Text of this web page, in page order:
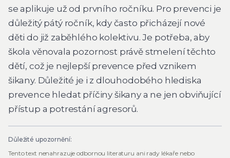
se aplikuje už od prvního ročníku. Pro prevenci je
důležitý pátý ročník, kdy často přicházejí nové
děti do již zaběhlého kolektivu. Je potřeba, aby
škola věnovala pozornost právě stmelení těchto
dětí, což je nejlepší prevence před vznikem
šikany. Důležité je i z dlouhodobého hlediska
prevence hledat příčiny šikany a ne jen obviňující
přístup a potrestání agresorů.
Důležité upozornění:
Tento text nenahrazuje odbornou literaturu ani rady lékaře nebo